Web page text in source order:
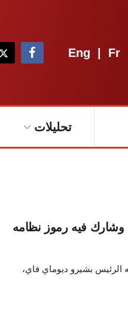
Eng | Fr
تحليلات
فيه رموز نظامه
الرئيس بشيرو ديوماي فاي،